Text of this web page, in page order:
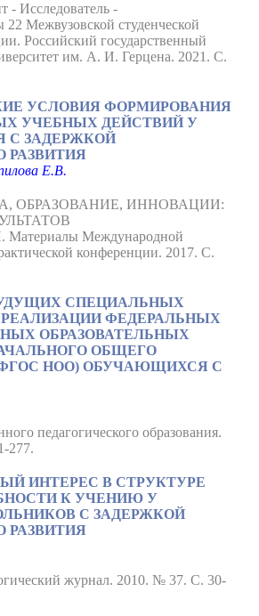
- Исследователь -
22 Межвузовской студенческой
Российский государственный
им. А. И. Герцена. 2021. С.
УСЛОВИЯ ФОРМИРОВАНИЯ
УЧЕБНЫХ ДЕЙСТВИЙ У
ЗАДЕРЖКОЙ
РАЗВИТИЯ
Е.В.
ОБРАЗОВАНИЕ, ИННОВАЦИИ:
Международной
конференции. 2017. С.
СПЕЦИАЛЬНЫХ
ФЕДЕРАЛЬНЫХ
ОБРАЗОВАТЕЛЬНЫХ
ОБЩЕГО
НОО) ОБУЧАЮЩИХСЯ С
педагогического образования.
277.
ИНТЕРЕС В СТРУКТУРЕ
К УЧЕНИЮ У
С ЗАДЕРЖКОЙ
РАЗВИТИЯ
журнал. 2010. № 37. С. 30-